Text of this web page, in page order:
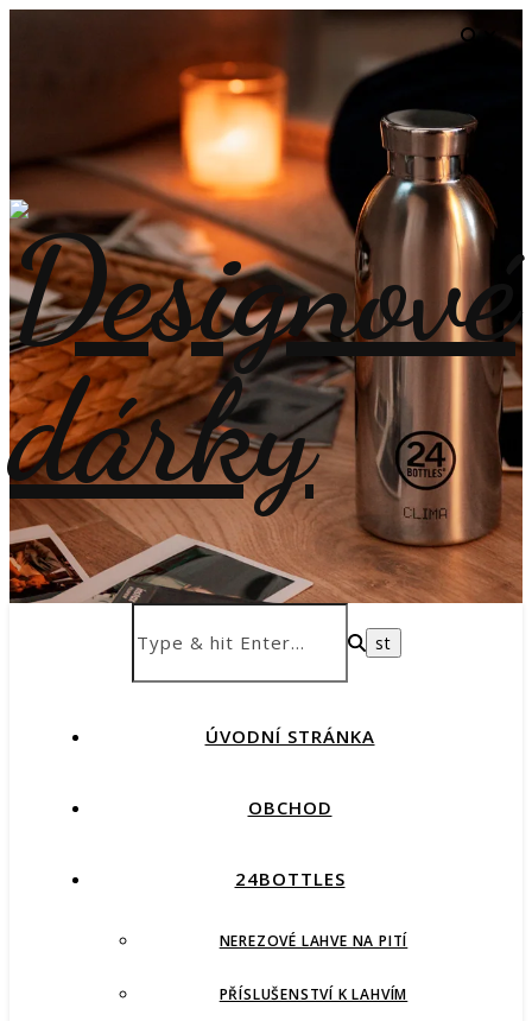
ÚVODNÍ STRÁNKA
OBCHOD
24BOTTLES
NEREZOVÉ LAHVE NA PITÍ
PŘÍSLUŠENSTVÍ K LAHVÍM